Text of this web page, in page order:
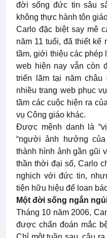
đời sống đức tin sâu
không thực hành tôn
Carlo đặc biệt say mê
năm 11 tuổi, đã thiết kế
tầm, giới thiệu các phép
web hiện nay vẫn còn
triển lãm tại năm châu
nhiều trang web phục
tầm các cuộc hiện ra
vụ Công giáo khác.
Được mệnh danh là
“người ảnh hưởng
thành hình ảnh gần gũi
thần thời đại số, Carlo
nghịch với đức tin,
tiện hữu hiệu để loan
Một đời sống ngắn
Tháng 10 năm 2006,
được chẩn đoán mắc